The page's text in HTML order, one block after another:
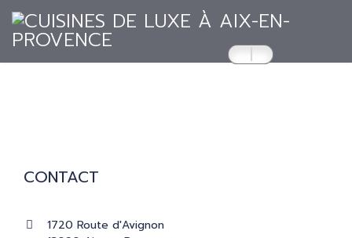
CUISINES
RÉALISATIONS
CONTACT
1720 Route d'Avignon